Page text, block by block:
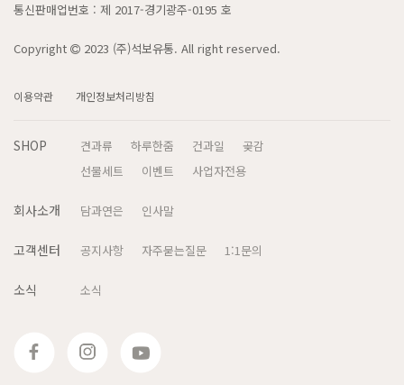
통신판매업번호 : 제 2017-경기광주-0195 호
Copyright 2023 (주)석보유통. All right reserved.
이용약관 개인정보처리방침
SHOP 견과류 하루한줌 건과일
곶감
선물세트
이벤트 사업자전용
회사소개 담과연은 인사말
고객센터 공지사항 자주묻는질문 1:1문의
소식 소식